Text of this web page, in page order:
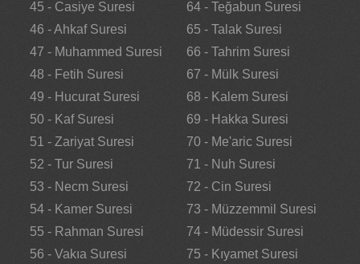
45 - Casiye Suresi
46 - Ahkaf Suresi
47 - Muhammed Suresi
48 - Fetih Suresi
49 - Hucurat Suresi
50 - Kaf Suresi
51 - Zariyat Suresi
52 - Tur Suresi
53 - Necm Suresi
54 - Kamer Suresi
55 - Rahman Suresi
56 - Vakıa Suresi
64 - Teğabun Suresi
65 - Talak Suresi
66 - Tahrim Suresi
67 - Mülk Suresi
68 - Kalem Suresi
69 - Hakka Suresi
70 - Me'aric Suresi
71 - Nuh Suresi
72 - Cin Suresi
73 - Müzzemmil Suresi
74 - Müdessir Suresi
75 - Kıyamet Suresi